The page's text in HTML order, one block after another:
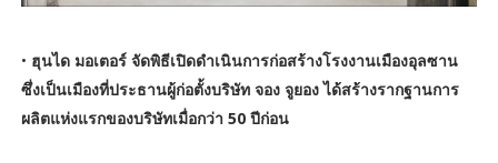
• ฮุนได มอเตอร์ จัดพิธีเปิดดำเนินการก่อสร้างโรงงานเมืองอุลซาน
ซึ่งเป็นเมืองที่ประธานผู้ก่อตั้งบริษัท จอง จูยอง ได้สร้างรากฐานการ
ผลิตแห่งแรกของบริษัทเมื่อกว่า 50 ปีก่อน